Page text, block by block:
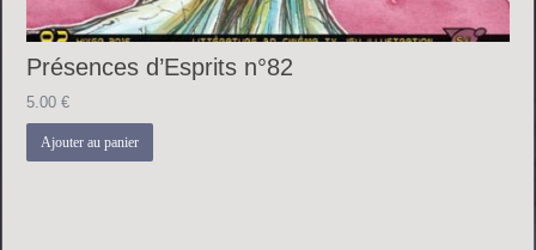
Présences d’Esprits n°82
5.00€
Ajouter au panier